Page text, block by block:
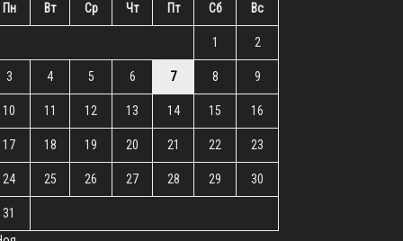
Пн Вт Ср Чт Пт Сб Вс
1 2
3 4 5 6 7 8 9
10 11 12 13 14 15 16
17 18 19 20 21 22 23
24 25 26 27 28 29 30
31